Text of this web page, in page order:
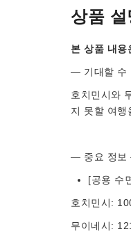
상품 설
본 상품 내용
— 기대할 수
호치민시와
지 못할 여행
— 중요 정
[공용 수
호치민시:
무이네시: